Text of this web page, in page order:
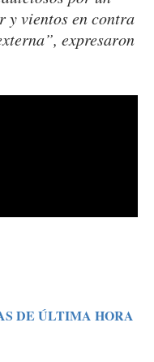
y vientos en contra
expresaron
DE ÚLTIMA HORA